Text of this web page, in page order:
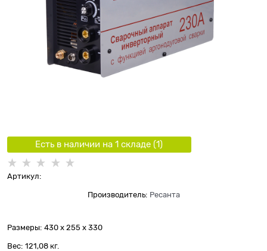
Есть в наличии на 1 складe (1)
Артикул:
Производитель: Ресанта
Размеры: 430 x 255 x 330
Вес: 121,08 кг.